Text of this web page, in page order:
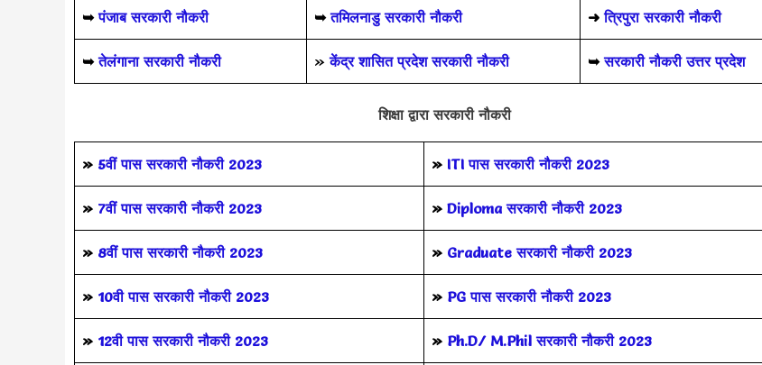
➥ पंजाब सरकारी नौकरी ➥ तमिलनाडु सरकारी नौकरी ➜ त्रिपुरा सरकारी नौकरी
➥तेलंगाना सरकारी नौकरी »केंद्र शासित प्रदेश सरकारी नौकरी ➥ सरकारी नौकरी उत्तर प्रदेश
शिक्षा द्वारा सरकारी नौकरी
» 5वीं पास सरकारी नौकरी 2023 » ITI पास सरकारी नौकरी 2023
» 7वीं पास सरकारी नौकरी 2023 » Diploma सरकारी नौकरी 2023
» 8वीं पास सरकारी नौकरी 2023 » Graduate सरकारी नौकरी 2023
» 10वी पास सरकारी नौकरी 2023 » PG पास सरकारी नौकरी 2023
» 12वी पास सरकारी नौकरी 2023 » Ph.D/ M.Phil सरकारी नौकरी 2023